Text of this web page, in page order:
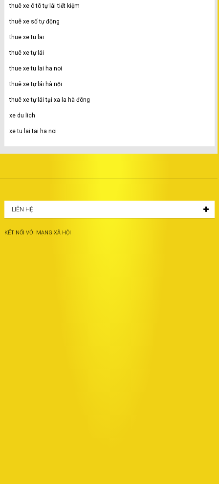
thuê xe ô tô tự lái tiết kiệm
thuê xe số tự động
thue xe tu lai
thuê xe tự lái
thue xe tu lai ha noi
thuê xe tự lái hà nội
thuê xe tự lái tại xa la hà đông
xe du lich
xe tu lai tai ha noi
LIÊN HỆ
KẾT NỐI VỚI MẠNG XÃ HỘI